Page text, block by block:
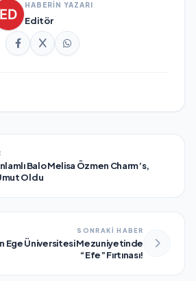
HABERİN YAZARI
Editör
Balo Melisa Özmen Charm’s,
Oldu
SONRAKİ HABER
Ege Üniversitesi Mezuniyetinde
“Efe” Fırtınası!